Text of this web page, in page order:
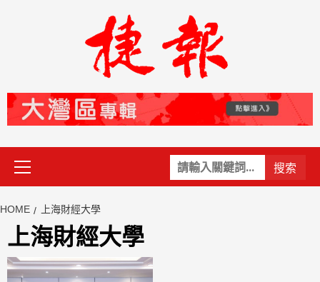
關
鍵
Primary
Menu
HOME 上海財經大學
上海財經大學